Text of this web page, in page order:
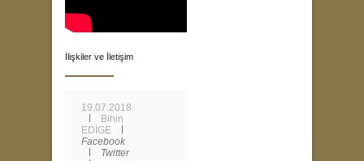
İlişkiler ve İletişim
19.07.2018
Bihin
EDİGE
Facebook
Twitter